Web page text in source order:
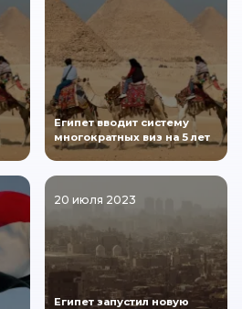
Египет вводит систему
многократных виз на 5 лет
20 июля 2023
Египет запустил новую